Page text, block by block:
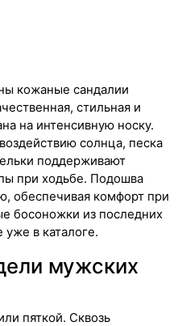
кожаные сандалии
стильная и
на интенсивную носку.
солнца, песка
поддерживают
при ходьбе. Подошва
обеспечивая комфорт при
босоножки из последних
в каталоге.
мужских
пяткой. Сквозь